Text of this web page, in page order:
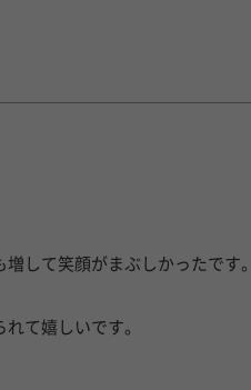
して笑顔がまぶしかったです。
て嬉しいです。